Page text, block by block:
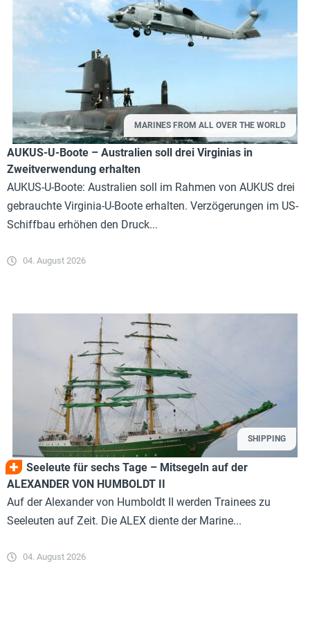
MARINES FROM ALL OVER THE WORLD
AUKUS-U-Boote – Australien soll drei Virginias in
Zweitverwendung erhalten
AUKUS-U-Boote: Australien soll im Rahmen von AUKUS drei
gebrauchte Virginia-U-Boote erhalten. Verzögerungen im US-
Schiffbau erhöhen den Druck...
04. August 2026
SHIPPING
Seeleute für sechs Tage – Mitsegeln auf der
ALEXANDER VON HUMBOLDT II
Auf der Alexander von Humboldt II werden Trainees zu
Seeleuten auf Zeit. Die ALEX diente der Marine...
04. August 2026